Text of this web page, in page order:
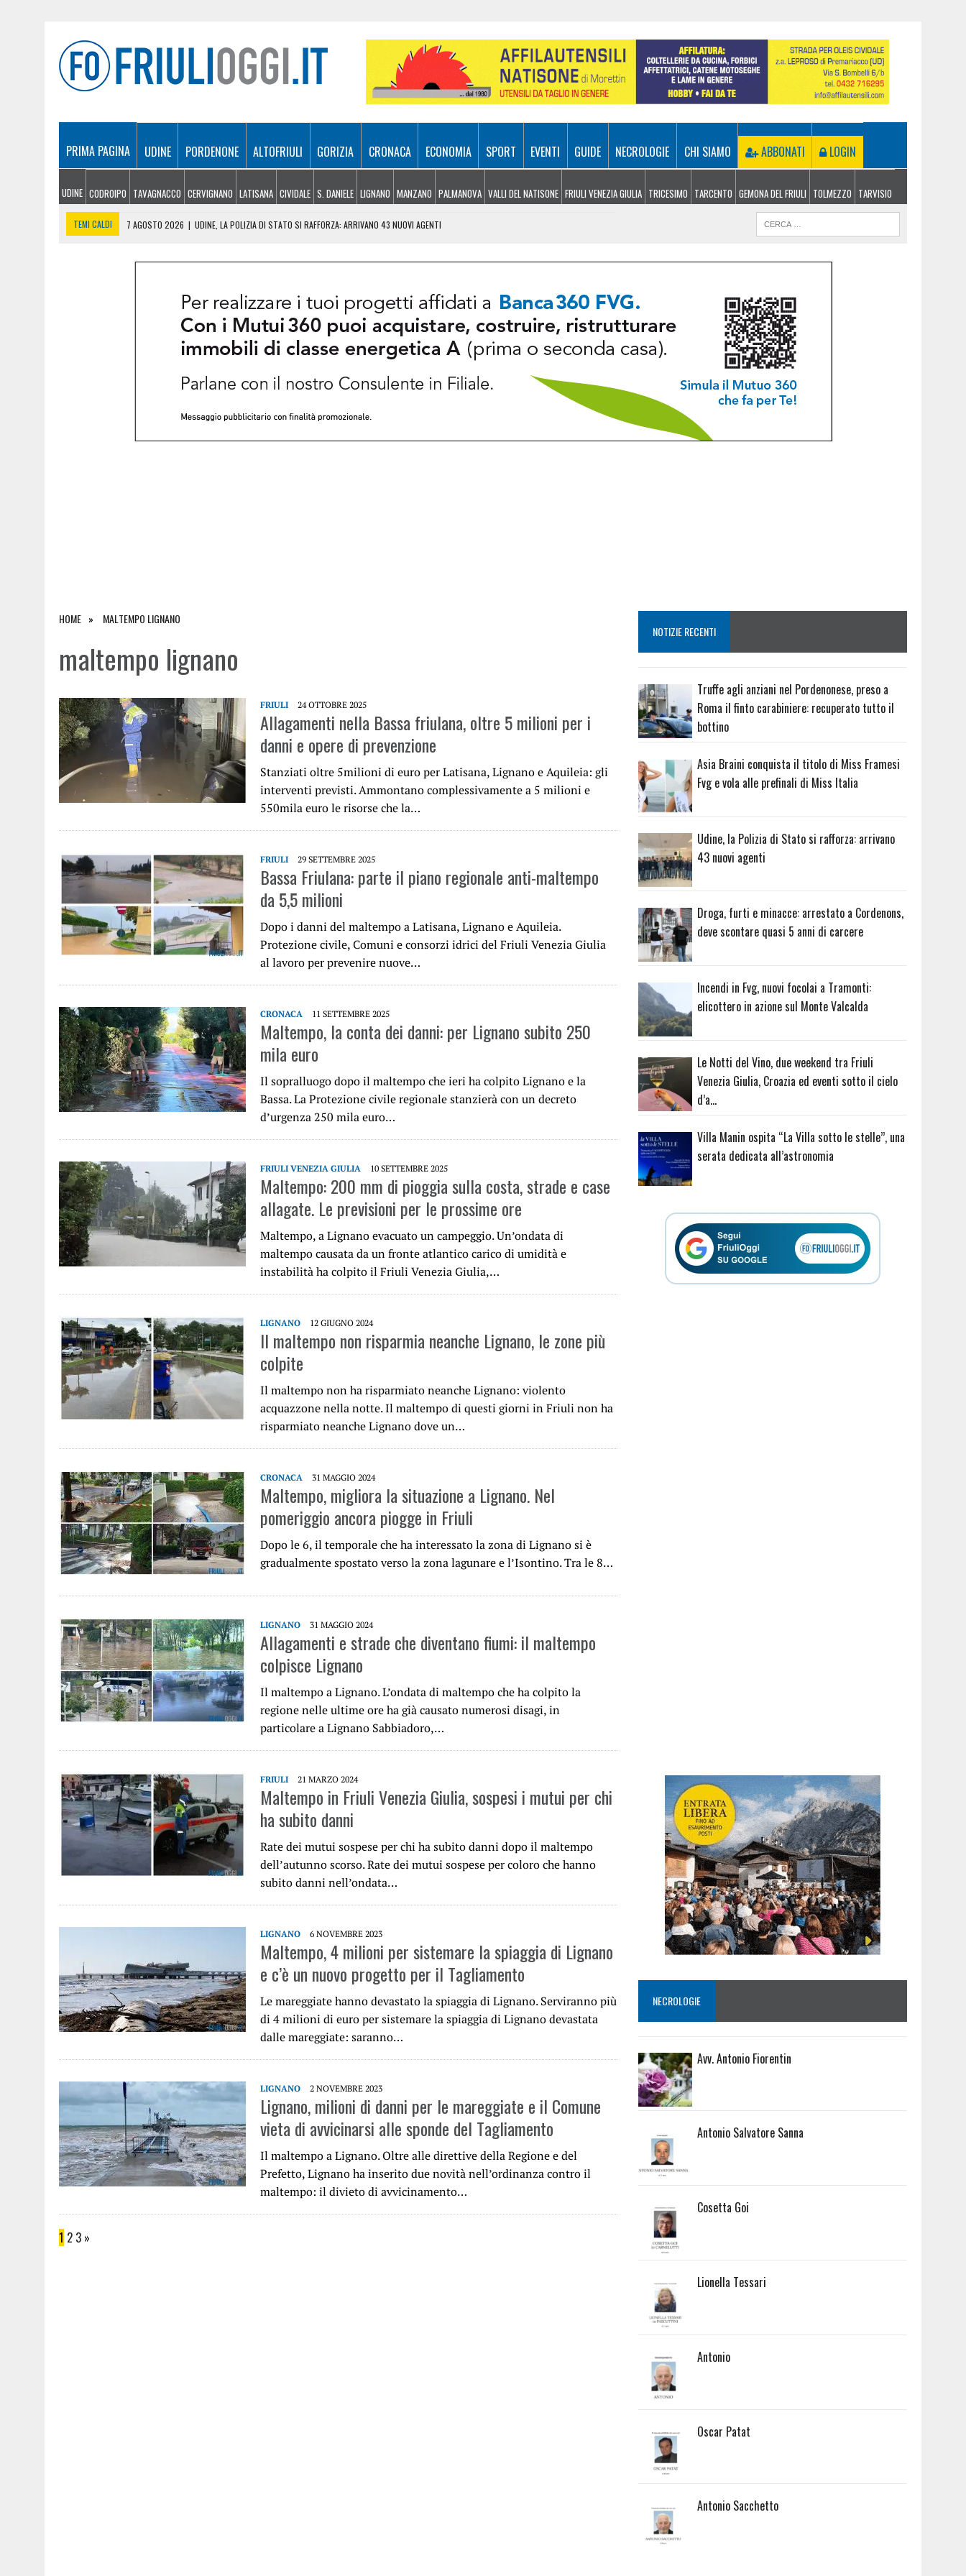
PRIMA PAGINA UDINE PORDENONE ALTOFRIULI GORIZIA CRONACA ECONOMIA SPORT EVENTI GUIDE NECROLOGIE CHI SIAMO ABBONATI LOGIN
UDINE CODROIPO TAVAGNACCO CERVIGNANO LATISANA CIVIDALE S. DANIELE LIGNANO MANZANO PALMANOVA VALLI DEL NATISONE FRIULI VENEZIA GIULIA TRICESIMO TARCENTO GEMONA DEL FRIULI TOLMEZZO TARVISIO
TEMI CALDI 7 AGOSTO 2026 | UDINE, LA POLIZIA DI STATO SI RAFFORZA: ARRIVANO 43 NUOVI AGENTI
TRUFFE AGLI ANZIANI NEL PORDENONESE, PRESO A ROMA IL FINTO CARABINIERE: RECUPERATO TUTTO IL BOTTINO
ASIA BRAINI CONQUISTA IL TITOLO DI MISS FRAMESI FVG E VOLA ALLE PREFINALI DI MISS ITALIA
HOME MALTEMPO LIGNANO
maltempo lignano
FRIULI 24 OTTOBRE 2025
Allagamenti nella Bassa friulana, oltre 5 milioni per i
danni e opere di prevenzione
Stanziati oltre 5milioni di euro per Latisana, Lignano e Aquileia: gli
interventi previsti. Ammontano complessivamente a 5 milioni e
550mila euro le risorse che la…
FRIULI 29 SETTEMBRE 2025
Bassa Friulana: parte il piano regionale anti-maltempo
da 5,5 milioni
Dopo i danni del maltempo a Latisana, Lignano e Aquileia.
Protezione civile, Comuni e consorzi idrici del Friuli Venezia Giulia
al lavoro per prevenire nuove…
CRONACA 11 SETTEMBRE 2025
Maltempo, la conta dei danni: per Lignano subito 250
mila euro
Il sopralluogo dopo il maltempo che ieri ha colpito Lignano e la
Bassa. La Protezione civile regionale stanzierà con un decreto
d’urgenza 250 mila euro…
FRIULI VENEZIA GIULIA 10 SETTEMBRE 2025
Maltempo: 200 mm di pioggia sulla costa, strade e case
allagate. Le previsioni per le prossime ore
Maltempo, a Lignano evacuato un campeggio. Un’ondata di
maltempo causata da un fronte atlantico carico di umidità e
instabilità ha colpito il Friuli Venezia Giulia,…
LIGNANO 12 GIUGNO 2024
Il maltempo non risparmia neanche Lignano, le zone più
colpite
Il maltempo non ha risparmiato neanche Lignano: violento
acquazzone nella notte. Il maltempo di questi giorni in Friuli non ha
risparmiato neanche Lignano dove un…
CRONACA 31 MAGGIO 2024
Maltempo, migliora la situazione a Lignano. Nel
pomeriggio ancora piogge in Friuli
Dopo le 6, il temporale che ha interessato la zona di Lignano si è
gradualmente spostato verso la zona lagunare e l’Isontino. Tra le 8…
LIGNANO 31 MAGGIO 2024
Allagamenti e strade che diventano fiumi: il maltempo
colpisce Lignano
Il maltempo a Lignano. L’ondata di maltempo che ha colpito la
regione nelle ultime ore ha già causato numerosi disagi, in
particolare a Lignano Sabbiadoro,…
FRIULI 21 MARZO 2024
Maltempo in Friuli Venezia Giulia, sospesi i mutui per chi
ha subito danni
Rate dei mutui sospese per chi ha subito danni dopo il maltempo
dell’autunno scorso. Rate dei mutui sospese per coloro che hanno
subito danni nell’ondata…
LIGNANO 6 NOVEMBRE 2023
Maltempo, 4 milioni per sistemare la spiaggia di Lignano
e c’è un nuovo progetto per il Tagliamento
Le mareggiate hanno devastato la spiaggia di Lignano. Serviranno più
di 4 milioni di euro per sistemare la spiaggia di Lignano devastata
dalle mareggiate: saranno…
LIGNANO 2 NOVEMBRE 2023
Lignano, milioni di danni per le mareggiate e il Comune
vieta di avvicinarsi alle sponde del Tagliamento
Il maltempo a Lignano. Oltre alle direttive della Regione e del
Prefetto, Lignano ha inserito due novità nell’ordinanza contro il
maltempo: il divieto di avvicinamento…
1 2 3 »
NOTIZIE RECENTI
Truffe agli anziani nel Pordenonese, preso a
Roma il finto carabiniere: recuperato tutto il
bottino
Asia Braini conquista il titolo di Miss Framesi
Fvg e vola alle prefinali di Miss Italia
Udine, la Polizia di Stato si rafforza: arrivano
43 nuovi agenti
Droga, furti e minacce: arrestato a Cordenons,
deve scontare quasi 5 anni di carcere
Incendi in Fvg, nuovi focolai a Tramonti:
elicottero in azione sul Monte Valcalda
Le Notti del Vino, due weekend tra Friuli
Venezia Giulia, Croazia ed eventi sotto il cielo
d’a…
Villa Manin ospita “La Villa sotto le stelle”, una
serata dedicata all’astronomia
NECROLOGIE
Avv. Antonio Fiorentin
Antonio Salvatore Sanna
Cosetta Goi
Lionella Tessari
Antonio
Oscar Patat
Antonio Sacchetto